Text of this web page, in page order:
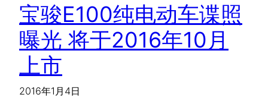
宝骏E100纯电动车谍照
曝光 将于2016年10月
上市
2016年1月4日